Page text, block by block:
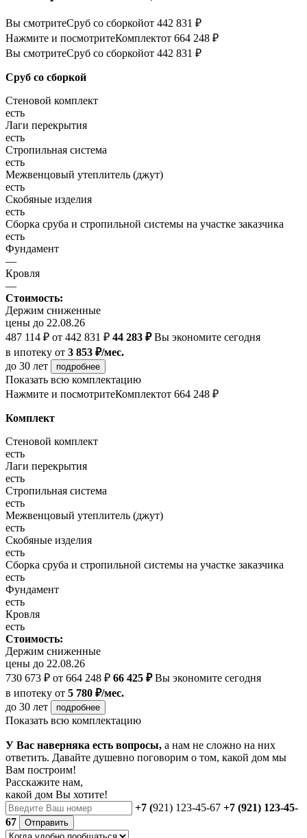
Вы смотритеСруб со сборкойот 442 831 ₽
Нажмите и посмотритеКомплектот 664 248 ₽
Вы смотритеСруб со сборкойот 442 831 ₽
Сруб со сборкой
Стеновой комплект
есть
Лаги перекрытия
есть
Стропильная система
есть
Межвенцовый утеплитель (джут)
есть
Скобяные изделия
есть
Сборка сруба и стропильной системы на участке заказчика
есть
Фундамент
—
Кровля
—
Стоимость:
Держим сниженные
цены до 22.08.26
487 114 ₽ от 442 831 ₽ 44 283 ₽Вы экономите сегодня
в ипотеку от 3 853 ₽/мес.
до 30 лет
подробнее
Показать всю комплектацию
Нажмите и посмотритеКомплектот 664 248 ₽
Комплект
Стеновой комплект
есть
Лаги перекрытия
есть
Стропильная система
есть
Межвенцовый утеплитель (джут)
есть
Скобяные изделия
есть
Сборка сруба и стропильной системы на участке заказчика
есть
Фундамент
есть
Кровля
есть
Стоимость:
Держим сниженные
цены до 22.08.26
730 673 ₽ от 664 248 ₽ 66 425 ₽Вы экономите сегодня
в ипотеку от 5 780 ₽/мес.
до 30 лет
подробнее
Показать всю комплектацию
У Вас наверняка есть вопросы, а нам не сложно на них
ответить. Давайте душевно поговорим о том, какой дом мы
Вам построим!
Расскажите нам,
какой дом Вы хотите!
+7 (921) 123-45-67 +7 (921) 123-45-
67
Отправить